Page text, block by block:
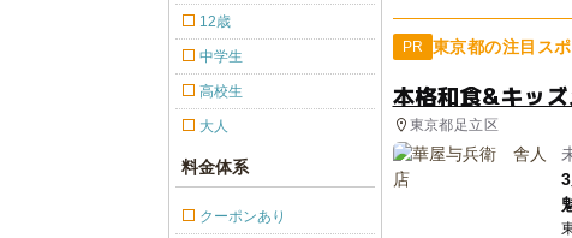
PR 東京都の注目ス
本格和食&キッ
東京都足立区
12歳
中学生
高校生
大人
料金体系
クーポンあり